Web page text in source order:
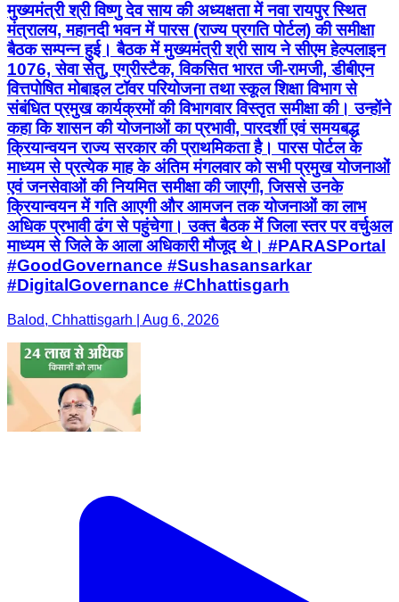
मुख्यमंत्री श्री विष्णु देव साय की अध्यक्षता में नवा रायपुर स्थित
मंत्रालय, महानदी भवन में पारस (राज्य प्रगति पोर्टल) की समीक्षा
बैठक सम्पन्न हुई। बैठक में मुख्यमंत्री श्री साय ने सीएम हेल्पलाइन
1076, सेवा सेतु, एग्रीस्टैक, विकसित भारत जी-रामजी, डीबीएन
वित्तपोषित मोबाइल टॉवर परियोजना तथा स्कूल शिक्षा विभाग से
संबंधित प्रमुख कार्यक्रमों की विभागवार विस्तृत समीक्षा की। उन्होंने
कहा कि शासन की योजनाओं का प्रभावी, पारदर्शी एवं समयबद्ध
क्रियान्वयन राज्य सरकार की प्राथमिकता है। पारस पोर्टल के
माध्यम से प्रत्येक माह के अंतिम मंगलवार को सभी प्रमुख योजनाओं
एवं जनसेवाओं की नियमित समीक्षा की जाएगी, जिससे उनके
क्रियान्वयन में गति आएगी और आमजन तक योजनाओं का लाभ
अधिक प्रभावी ढंग से पहुंचेगा। उक्त बैठक में जिला स्तर पर वर्चुअल
माध्यम से जिले के आला अधिकारी मौजूद थे। #PARASPortal
#GoodGovernance #Sushasansarkar
#DigitalGovernance #Chhattisgarh
Balod, Chhattisgarh | Aug 6, 2026